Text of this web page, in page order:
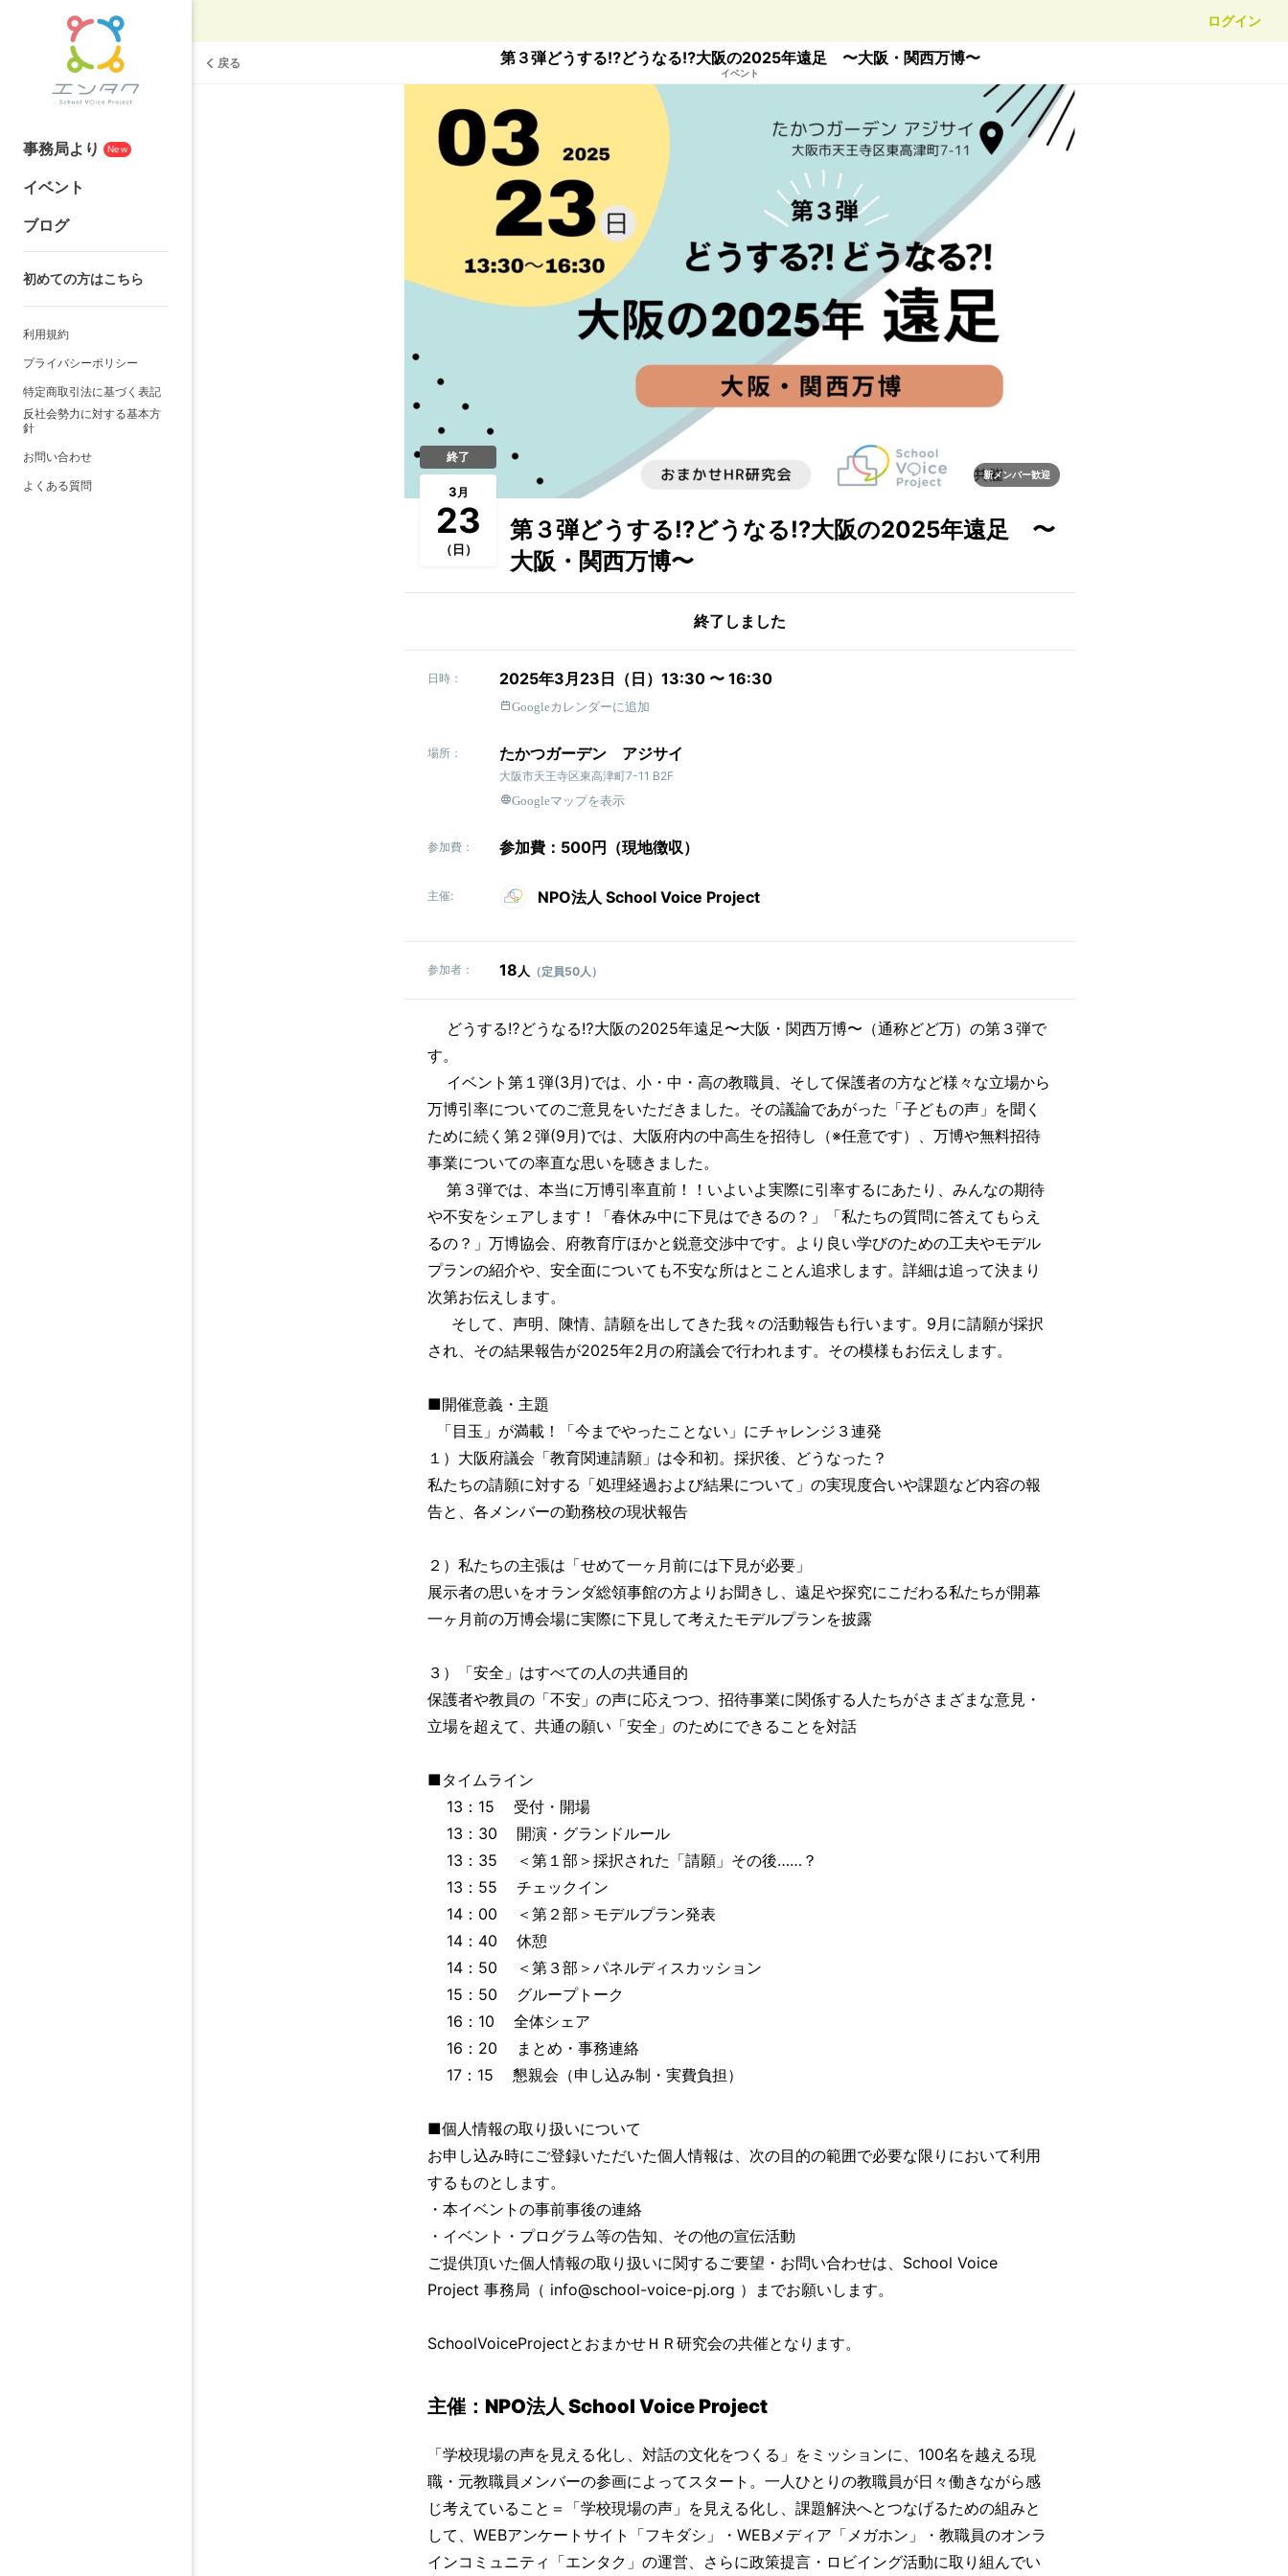
ログイン
事務局より New
イベント
ブログ
初めての方はこちら
利用規約
プライバシーポリシー
特定商取引法に基づく表記
反社会勢力に対する基本方
針
お問い合わせ
よくある質問
戻る 第３弾どうする⁉︎どうなる⁉︎大阪の2025年遠足 〜大阪・関西万博〜
イベント
新メンバー歓迎
終了
3月
23
（日）
第３弾どうする⁉︎どうなる⁉︎大阪の2025年遠足 〜
大阪・関西万博〜
終了しました
日時： 2025年3月23日（日）13:30 〜 16:30
Googleカレンダーに追加
場所： たかつガーデン アジサイ
大阪市天王寺区東高津町7-11 B2F
Googleマップを表示
参加費： 参加費：500円（現地徴収）
主催: NPO法人 School Voice Project
参加者： 18 人 （定員50人）
どうする⁉︎どうなる⁉︎大阪の2025年遠足〜大阪・関西万博〜（通称どど万）の第３弾で
す。
イベント第１弾(3月)では、小・中・高の教職員、そして保護者の方など様々な立場から
万博引率についてのご意見をいただきました。その議論であがった「子どもの声」を聞く
ために続く第２弾(9月)では、大阪府内の中高生を招待し（※任意です）、万博や無料招待
事業についての率直な思いを聴きました。
第３弾では、本当に万博引率直前！！いよいよ実際に引率するにあたり、みんなの期待
や不安をシェアします！「春休み中に下見はできるの？」「私たちの質問に答えてもらえ
るの？」万博協会、府教育庁ほかと鋭意交渉中です。より良い学びのための工夫やモデル
プランの紹介や、安全面についても不安な所はとことん追求します。詳細は追って決まり
次第お伝えします。
そして、声明、陳情、請願を出してきた我々の活動報告も行います。9月に請願が採択
され、その結果報告が2025年2月の府議会で行われます。その模様もお伝えします。
■開催意義・主題
「目玉」が満載！「今までやったことない」にチャレンジ３連発
１）大阪府議会「教育関連請願」は令和初。採択後、どうなった？
私たちの請願に対する「処理経過および結果について」の実現度合いや課題など内容の報
告と、各メンバーの勤務校の現状報告
２）私たちの主張は「せめて一ヶ月前には下見が必要」
展示者の思いをオランダ総領事館の方よりお聞きし、遠足や探究にこだわる私たちが開幕
一ヶ月前の万博会場に実際に下見して考えたモデルプランを披露
３）「安全」はすべての人の共通目的
保護者や教員の「不安」の声に応えつつ、招待事業に関係する人たちがさまざまな意見・
立場を超えて、共通の願い「安全」のためにできることを対話
■タイムライン
13：15 受付・開場
13：30 開演・グランドルール
13：35 ＜第１部＞採択された「請願」その後……？
13：55 チェックイン
14：00 ＜第２部＞モデルプラン発表
14：40 休憩
14：50 ＜第３部＞パネルディスカッション
15：50 グループトーク
16：10 全体シェア
16：20 まとめ・事務連絡
17：15 懇親会（申し込み制・実費負担）
■個人情報の取り扱いについて
お申し込み時にご登録いただいた個人情報は、次の目的の範囲で必要な限りにおいて利用
するものとします。
・本イベントの事前事後の連絡
・イベント・プログラム等の告知、その他の宣伝活動
ご提供頂いた個人情報の取り扱いに関するご要望・お問い合わせは、School Voice
Project 事務局（ info@school-voice-pj.org ）までお願いします。
SchoolVoiceProjectとおまかせＨＲ研究会の共催となります。
主催：NPO法人 School Voice Project
「学校現場の声を見える化し、対話の文化をつくる」をミッションに、100名を越える現
職・元教職員メンバーの参画によってスタート。一人ひとりの教職員が日々働きながら感
じ考えていること＝「学校現場の声」を見える化し、課題解決へとつなげるための組みと
して、WEBアンケートサイト「フキダシ」・WEBメディア「メガホン」・教職員のオンラ
インコミュニティ「エンタク」の運営、さらに政策提言・ロビイング活動に取り組んでい